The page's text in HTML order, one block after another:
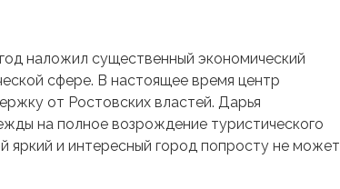
наложил существенный экономический
сфере. В настоящее время центр
от Ростовских властей. Дарья
на полное возрождение туристического
яркий и интересный город попросту не может